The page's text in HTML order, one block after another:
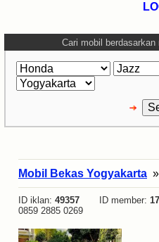
Cari mobil
Mobil Bekas Yogyakarta »
ID iklan: 49357 ID member:
0859 2885 0269